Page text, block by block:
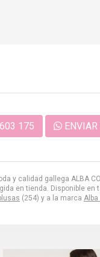
calidad gallega ALBA
en tienda. Disponible en
(254) y a la marca Alba
175